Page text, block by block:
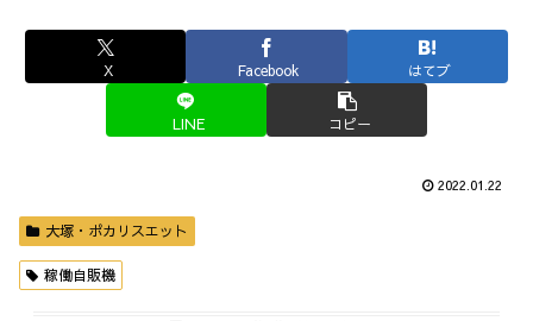
X Facebook はてブ
LINE コピー
2022.01.22
大塚・ポカリスエット
稼働自販機